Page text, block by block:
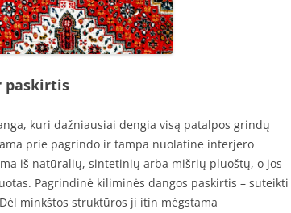
paskirtis
kuri dažniausiai dengia visą patalpos grindų
prie pagrindo ir tampa nuolatine interjero
iš natūralių, sintetinių arba mišrių pluoštų, o jos
Pagrindinė kiliminės dangos paskirtis – suteikti
minkštos struktūros ji itin mėgstama